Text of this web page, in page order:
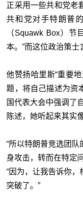
正采用一些共和党老
共和党对手特朗普
（Squawk Box）节
本。”而这位政治策士
他赞扬哈里斯“重要
题，将自己描述为资
国代表大会中强调了
陈述，她听起来其实
“所以特朗普竞选团
身攻击，转而在特定
“因为，让我告诉你
突破了。”